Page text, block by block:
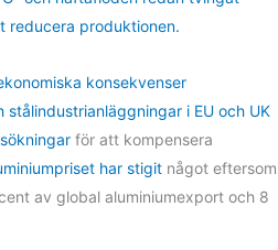
reducera produktionen.
konsekvenser
i EU och UK
för att kompensera
har stigit något eftersom
av global aluminiumexport och 8